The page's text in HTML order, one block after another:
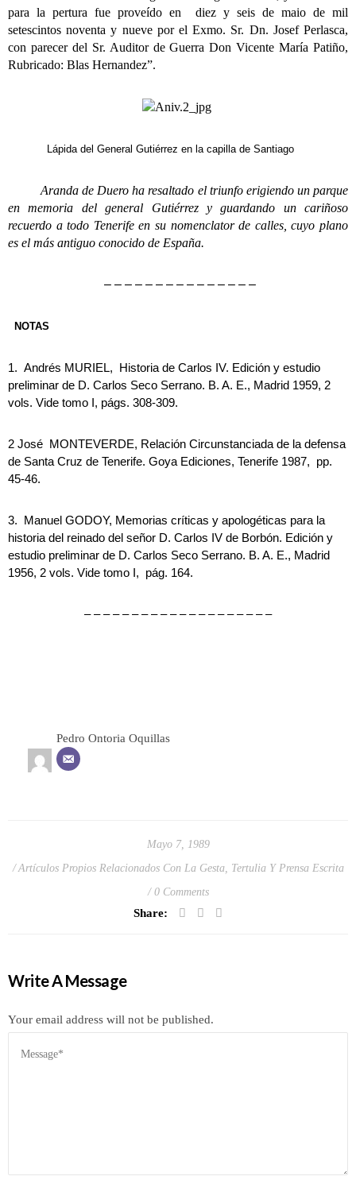
para la pertura fue proveído en diez y seis de maio de mil
setescintos noventa y nueve por el Exmo. Sr. Dn. Josef Perlasca,
con parecer del Sr. Auditor de Guerra Don Vicente María Patiño,
Rubricado: Blas Hernandez”.
Lápida del General Gutiérrez en la capilla de Santiago
Aranda de Duero ha resaltado el triunfo erigiendo un parque
en memoria del general Gutiérrez y guardando un cariñoso
recuerdo a todo Tenerife en su nomenclator de calles, cuyo plano
es el más antiguo conocido de España.
– – – – – – – – – – – – – – –
NOTAS
1. Andrés MURIEL, Historia de Carlos IV. Edición y estudio
preliminar de D. Carlos Seco Serrano. B. A. E., Madrid 1959, 2
vols. Vide tomo I, págs. 308-309.
2 José MONTEVERDE, Relación Circunstanciada de la defensa
de Santa Cruz de Tenerife. Goya Ediciones, Tenerife 1987, pp.
45-46.
3. Manuel GODOY, Memorias críticas y apologéticas para la
historia del reinado del señor D. Carlos IV de Borbón. Edición y
estudio preliminar de D. Carlos Seco Serrano. B. A. E., Madrid
1956, 2 vols. Vide tomo I, pág. 164.
– – – – – – – – – – – – – – – – – – – –
Pedro Ontoria Oquillas
Mayo 7, 1989
Artículos Propios Relacionados Con La Gesta, Tertulia Y Prensa Escrita
0 Comments
Share:
Write A Message
Your email address will not be published.